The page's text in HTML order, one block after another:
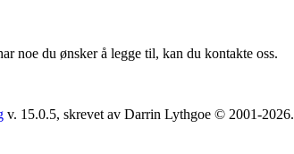
noe du ønsker å legge til, kan du kontakte oss.
v. 15.0.5, skrevet av Darrin Lythgoe © 2001-2026.